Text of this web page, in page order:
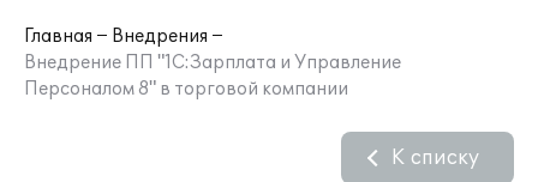
Главная
Внедрения
Внедрение ПП "1С:Зарплата и Управление
Персоналом 8" в торговой компании
К списку